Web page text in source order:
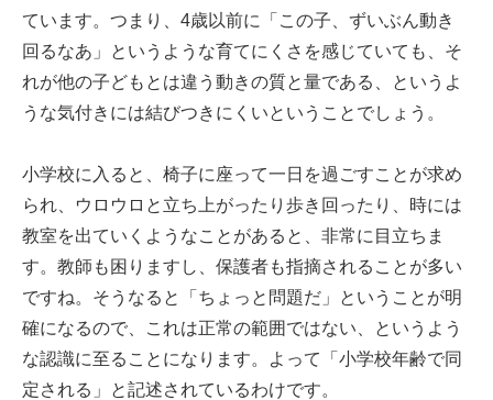
ています。つまり、4歳以前に「この子、ずいぶん動き
回るなあ」というような育てにくさを感じていても、そ
れが他の子どもとは違う動きの質と量である、というよ
うな気付きには結びつきにくいということでしょう。
小学校に入ると、椅子に座って一日を過ごすことが求め
られ、ウロウロと立ち上がったり歩き回ったり、時には
教室を出ていくようなことがあると、非常に目立ちま
す。教師も困りますし、保護者も指摘されることが多い
ですね。そうなると「ちょっと問題だ」ということが明
確になるので、これは正常の範囲ではない、というよう
な認識に至ることになります。よって「小学校年齢で同
定される」と記述されているわけです。